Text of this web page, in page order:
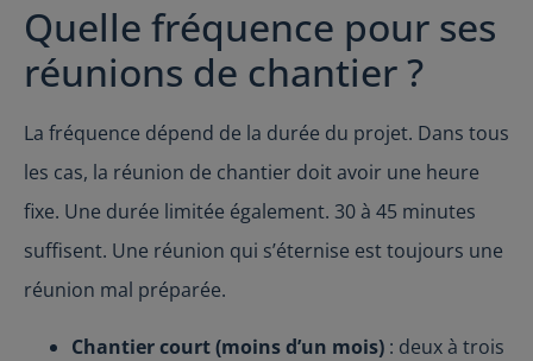
Quelle fréquence pour ses
réunions de chantier ?
La fréquence dépend de la durée du projet. Dans tous
les cas, la réunion de chantier doit avoir une heure
fixe. Une durée limitée également. 30 à 45 minutes
suffisent. Une réunion qui s’éternise est toujours une
réunion mal préparée.
Chantier court (moins d’un mois) : deux à trois